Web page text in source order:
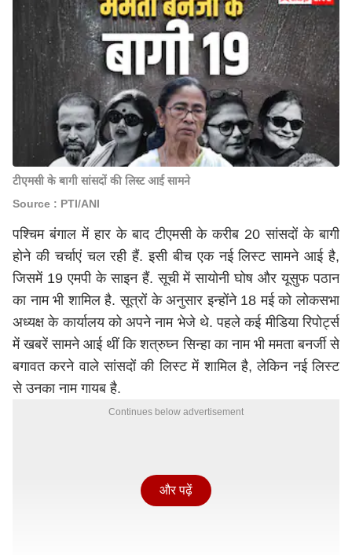
टीएमसी के बागी सांसदों की लिस्ट आई सामने
Source : PTI/ANI
पश्चिम बंगाल में हार के बाद टीएमसी के करीब 20 सांसदों के बागी
होने की चर्चाएं चल रही हैं. इसी बीच एक नई लिस्ट सामने आई है,
जिसमें 19 एमपी के साइन हैं. सूची में सायोनी घोष और यूसुफ पठान
का नाम भी शामिल है. सूत्रों के अनुसार इन्होंने 18 मई को लोकसभा
अध्यक्ष के कार्यालय को अपने नाम भेजे थे. पहले कई मीडिया रिपोर्ट्स
में खबरें सामने आई थीं कि शत्रुघ्न सिन्हा का नाम भी ममता बनर्जी से
बगावत करने वाले सांसदों की लिस्ट में शामिल है, लेकिन नई लिस्ट
से उनका नाम गायब है.
Continues below advertisement
और पढ़ें